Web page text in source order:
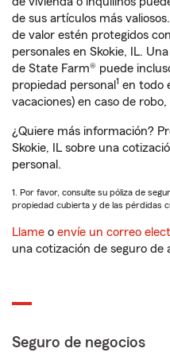
de sus artículos más
de valor estén protegidos
personales en Skokie, IL.
de State Farm® puede
propiedad personal 1 en todo
vacaciones) en caso de
¿Quiere más información?
Skokie, IL sobre una
personal.
1. Por favor, consulte su póliza de
propiedad cubierta y de las pérdidas
Llame o envíe un correo
una cotización de seguro de
Seguro de negocios